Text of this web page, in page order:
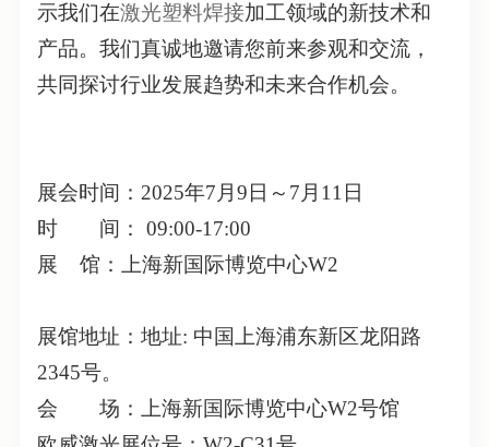
示我们在激光塑料焊接加工领域的新技术和
产品。我们真诚地邀请您前来参观和交流，
共同探讨行业发展趋势和未来合作机会。
展会时间：2025年7月9日～7月11日
时 间： 09:00-17:00
展 馆：上海新国际博览中心W2
展馆地址：地址: 中国上海浦东新区龙阳路
2345号。
会 场：上海新国际博览中心W2号馆